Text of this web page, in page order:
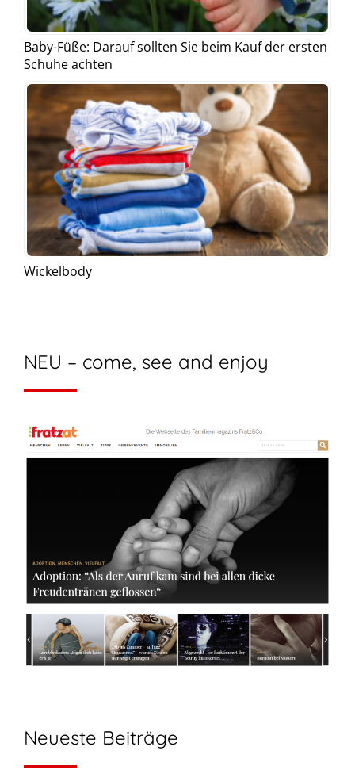
Baby-Füße: Darauf sollten Sie beim Kauf der ersten
Schuhe achten
Wickelbody
NEU – come, see and enjoy
Neueste Beiträge